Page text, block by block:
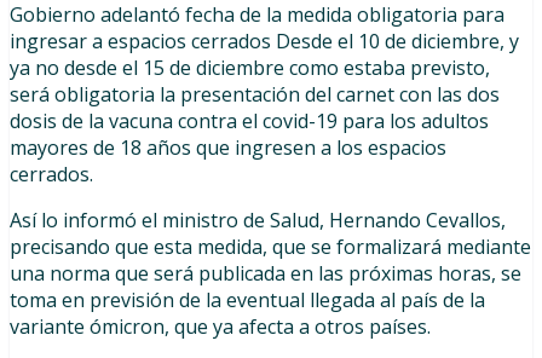
Gobierno adelantó fecha de la medida obligatoria para
ingresar a espacios cerrados Desde el 10 de diciembre, y
ya no desde el 15 de diciembre como estaba previsto,
será obligatoria la presentación del carnet con las dos
dosis de la vacuna contra el covid-19 para los adultos
mayores de 18 años que ingresen a los espacios
cerrados.
Así lo informó el ministro de Salud, Hernando Cevallos,
precisando que esta medida, que se formalizará mediante
una norma que será publicada en las próximas horas, se
toma en previsión de la eventual llegada al país de la
variante ómicron, que ya afecta a otros países.